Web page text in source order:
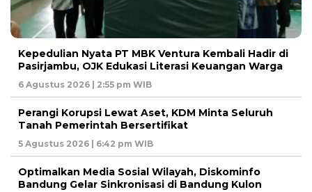
Kepedulian Nyata PT MBK Ventura Kembali Hadir di
Pasirjambu, OJK Edukasi Literasi Keuangan Warga
6 Agustus 2026 | 2:55 pm WIB
Perangi Korupsi Lewat Aset, KDM Minta Seluruh
Tanah Pemerintah Bersertifikat
5 Agustus 2026 | 6:42 pm WIB
Optimalkan Media Sosial Wilayah, Diskominfo
Bandung Gelar Sinkronisasi di Bandung Kulon